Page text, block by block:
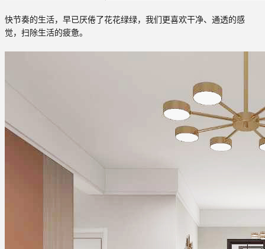
快节奏的生活，早已厌倦了花花绿绿，我们更喜欢干净、通透的感
觉，扫除生活的疲惫。